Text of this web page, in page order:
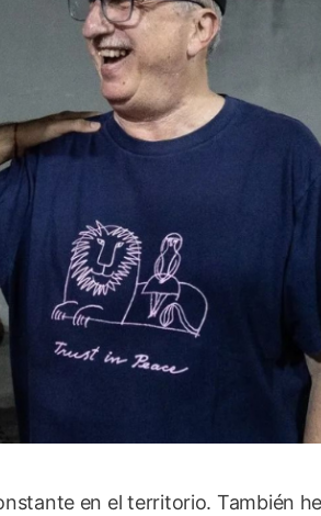
en el territorio. También